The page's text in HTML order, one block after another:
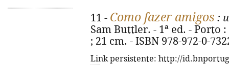
11 - Como fazer amigos :
Sam Buttler. - 1ª ed. - Porto
; 21 cm. - ISBN 978-972-0-
Link persistente: http://